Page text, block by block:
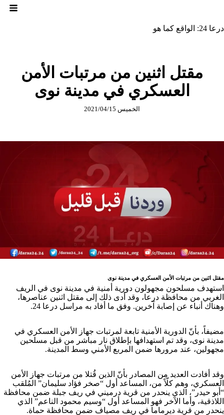
درعا 24: الواقع كما هو
مقتل اثنين من مرتبات الأمن
العسكري في مدينة نوى
الخميس 2021/04/15
مقتل اثنين من مرتبات الأمن العسكري في مدينة نوى
استهدف مسلحون مجهولون دورية أمنية في مدينة نوى في الريف
الغربي من محافظة درعا، وقد أدى ذلك إلى مقتل اثنين عناصرها،
وهناك أنباء عن إصابة آخرين. وفق ما أفاد به مراسل درعا 24.
مضيفاً، بأنّ الدورية الأمنية تابعة لمرتبات جهاز الأمن العسكري في
مدينة نوى، وقد تم استهدافها بإطلاق نار مباشر من قبل مسلحين
مجهولين، عند مرورها ضمن المربع الأمني وسط المدينة.
وقد أفادت العديد من المصادر بأنّ الذين قُتلا من مرتبات جهاز الأمن
العسكري، وهم كلّاً من، المساعد أول “صخر فؤاد سليمان” المُلقب
“أبو حيدر”، الذي ينحدر من قرية درميني في ريف جبلة ضمن محافظة
اللاذقية، وأما الآخر فهو المساعد أول “وسيم محمود الناعم” الذي
ينحدر من قرية ديرماما في ريف مصياف ضمن محافظة حماة.